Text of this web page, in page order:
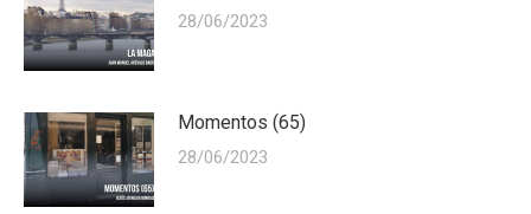
28/06/2023
Momentos (65)
28/06/2023